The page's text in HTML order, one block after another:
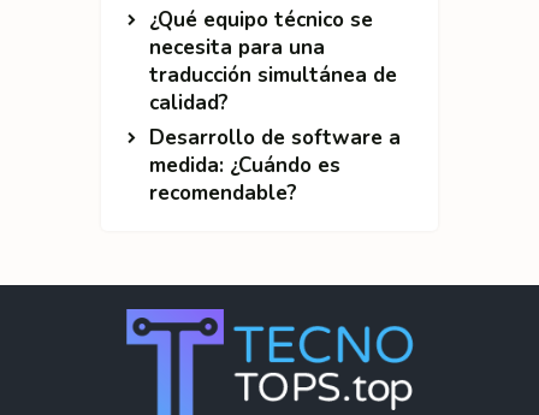
¿Qué equipo técnico se
necesita para una
traducción simultánea de
calidad?
Desarrollo de software a
medida: ¿Cuándo es
recomendable?